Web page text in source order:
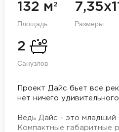
132 м 2
Площадь Размеры
2
Санузлов
Проект Дайс бьет все
нет ничего
Ведь Дайс - это младший
Компактные габаритные